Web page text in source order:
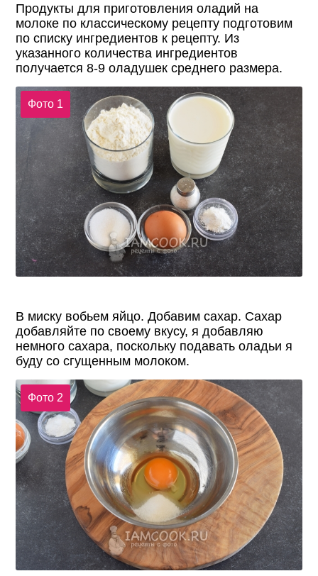
Продукты для приготовления оладий на
молоке по классическому рецепту подготовим
по списку ингредиентов к рецепту. Из
указанного количества ингредиентов
получается 8-9 оладушек среднего размера.
Фото 1
В миску вобьем яйцо. Добавим сахар. Сахар
добавляйте по своему вкусу, я добавляю
немного сахара, поскольку подавать оладьи я
буду со сгущенным молоком.
Фото 2